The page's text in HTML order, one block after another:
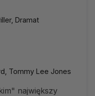
Dramat
Tommy Lee Jones
największy